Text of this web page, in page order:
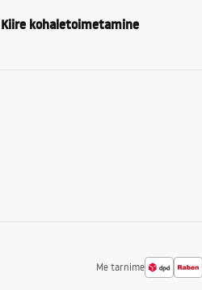
Kiire kohaletoimetamine
Me tarnime